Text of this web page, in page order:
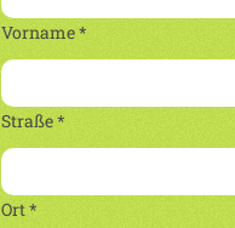
Vorname *
Straße *
Ort *